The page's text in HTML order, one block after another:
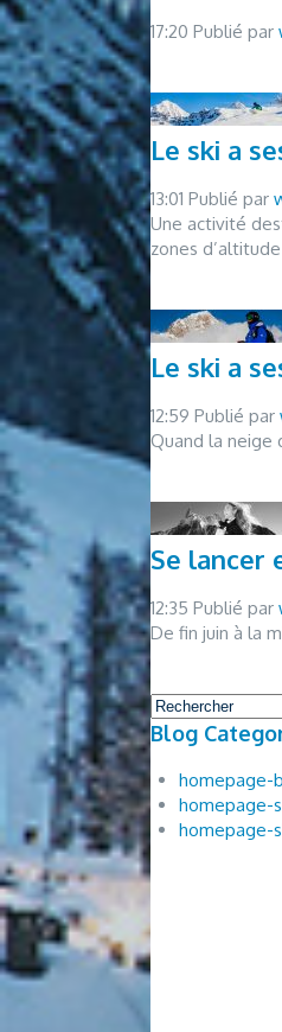
17:20 Publié par
Le ski a
13:01 Publié par
Une activité
zones
Le ski a
12:59 Publié par
Quand la neige
Se lancer
12:35 Publié par
De fin juin à la
Blog
homepage-
homepage-
homepage-